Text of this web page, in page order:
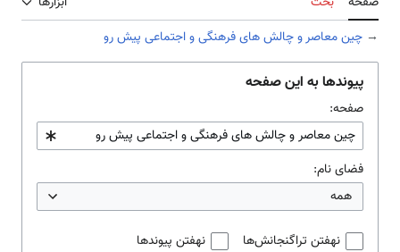
→ چین معاصر و چالش های فرهنگی و اجتماعی پیش رو
پیوندها به این صفحه
صفحه:
فضای نام:
همه
نهفتن تراگنجانش‌ها
نهفتن پیوندها